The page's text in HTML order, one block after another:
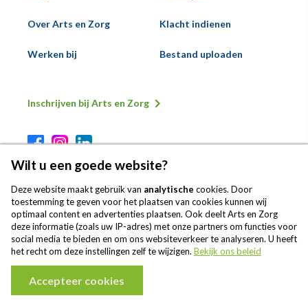
Over Arts en Zorg
Werken bij
Klacht indienen
Bestand uploaden
Voeternavigatie
Inschrijven bij Arts en Zorg
Onze patiënten geven Arts en Zorg
gemiddeld een 8,2
Wilt u een goede website?
Deze website maakt gebruik van analytische cookies. Door
toestemming te geven voor het plaatsen van cookies kunnen wij
optimaal content en advertenties plaatsen. Ook deelt Arts en Zorg
deze informatie (zoals uw IP-adres) met onze partners om functies voor
social media te bieden en om ons websiteverkeer te analyseren. U heeft
het recht om deze instellingen zelf te wijzigen. Bekijk ons beleid
Accepteer cookies